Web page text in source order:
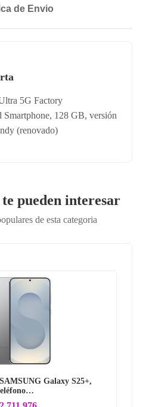
de Envio
5G Factory
128 GB, versión
(renovado)
pueden interesar
de esta categoria
Galaxy S25+,